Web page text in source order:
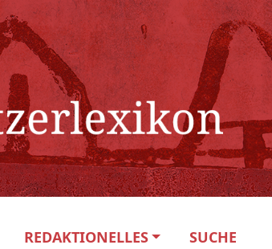
REDAKTIONELLES SUCHE